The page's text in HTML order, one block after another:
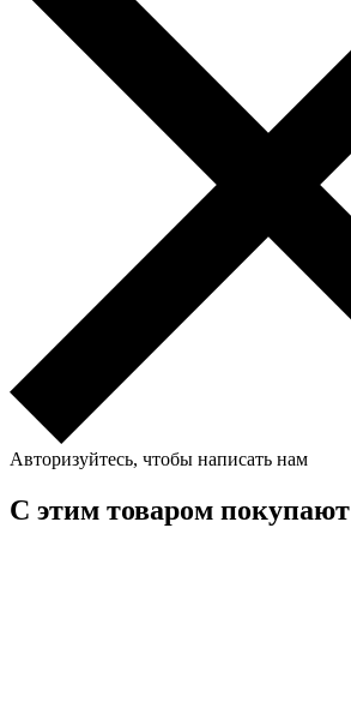
Авторизуйтесь, чтобы написать нам
С этим товаром покупают